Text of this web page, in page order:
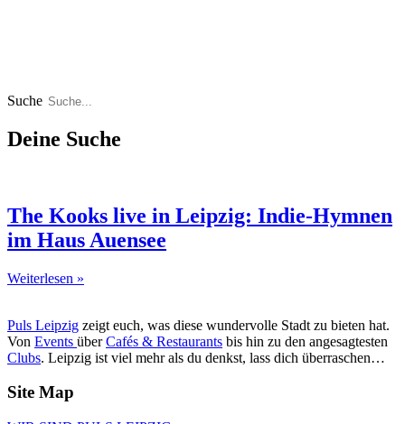
Suche
Deine Suche
The Kooks live in Leipzig: Indie-Hymnen
im Haus Auensee
Weiterlesen »
Puls Leipzig zeigt euch, was diese wundervolle Stadt zu bieten hat.
Von Events überCafés & Restaurants bis hin zu den angesagtesten
Clubs. Leipzig ist viel mehr als du denkst, lass dich überraschen…
Site Map